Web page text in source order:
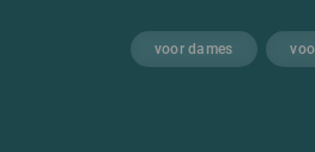
voor dames